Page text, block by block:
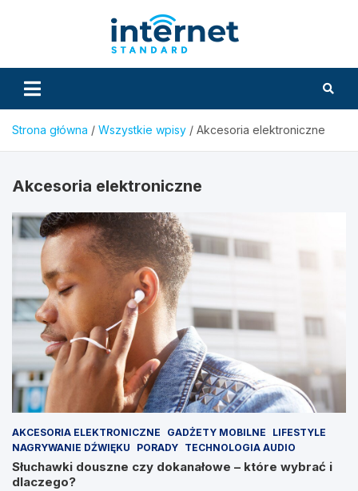
Strona główna Wszystkie wpisy Akcesoria elektroniczne
Akcesoria elektroniczne
AKCESORIA ELEKTRONICZNE GADŻETY MOBILNE
LIFESTYLE
NAGRYWANIE DŹWIĘKU
PORADY TECHNOLOGIA AUDIO
Słuchawki douszne czy dokanałowe – które wybrać i
dlaczego?